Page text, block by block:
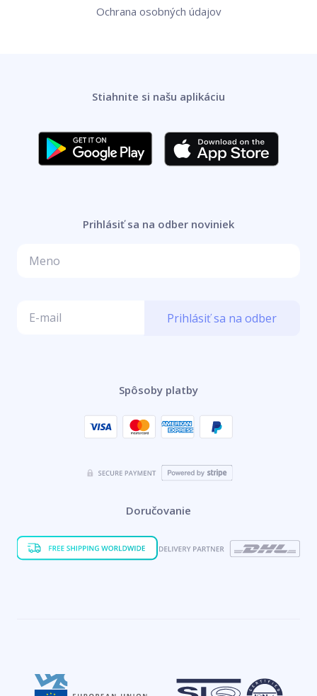
Ochrana osobných údajov
Stiahnite si našu aplikáciu
Prihlásiť sa na odber noviniek
Prihlásiť sa na odber
Spôsoby platby
Doručovanie